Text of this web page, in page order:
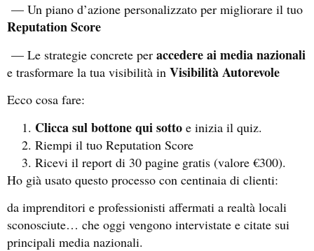
— Un piano d’azione personalizzato per migliorare il tuo
Reputation Score
— Le strategie concrete per accedere ai media nazionali
e trasformare la tua visibilità in Visibilità Autorevole
Ecco cosa fare:
Clicca sul bottone qui sotto e inizia il quiz.
Riempi il tuo Reputation Score
Ricevi il report di 30 pagine gratis (valore €300).
Ho già usato questo processo con centinaia di clienti:
da imprenditori e professionisti affermati a realtà locali
sconosciute… che oggi vengono intervistate e citate sui
principali media nazionali.